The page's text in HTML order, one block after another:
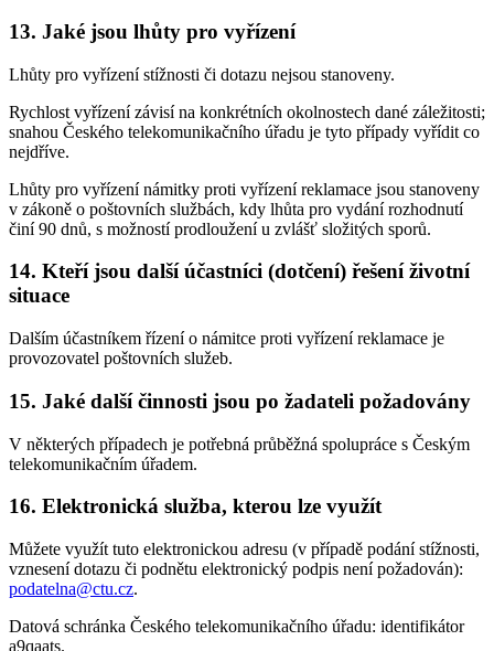
13. Jaké jsou lhůty pro vyřízení
Lhůty pro vyřízení stížnosti či dotazu nejsou stanoveny.
Rychlost vyřízení závisí na konkrétních okolnostech dané záležitosti;
snahou Českého telekomunikačního úřadu je tyto případy vyřídit co
nejdříve.
Lhůty pro vyřízení námitky proti vyřízení reklamace jsou stanoveny
v zákoně o poštovních službách, kdy lhůta pro vydání rozhodnutí
činí 90 dnů, s možností prodloužení u zvlášť složitých sporů.
14. Kteří jsou další účastníci (dotčení) řešení životní
situace
Dalším účastníkem řízení o námitce proti vyřízení reklamace je
provozovatel poštovních služeb.
15. Jaké další činnosti jsou po žadateli požadovány
V některých případech je potřebná průběžná spolupráce s Českým
telekomunikačním úřadem.
16. Elektronická služba, kterou lze využít
Můžete využít tuto elektronickou adresu (v případě podání stížnosti,
vznesení dotazu či podnětu elektronický podpis není požadován):
podatelna@ctu.cz.
Datová schránka Českého telekomunikačního úřadu: identifikátor
a9qaats.